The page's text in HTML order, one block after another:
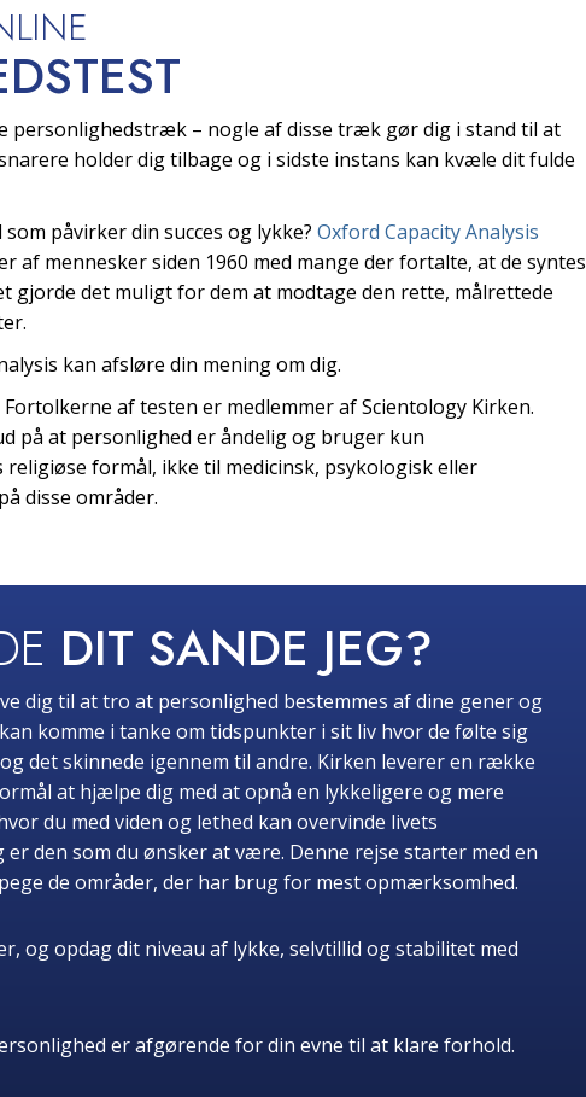
personlighedstræk – nogle af disse træk gør dig i stand til at
holder dig tilbage og i sidste instans kan kvæle dit fulde
påvirker din succes og lykke? Oxford Capacity Analysis
af mennesker siden 1960 med mange der fortalte, at de syntes
gjorde det muligt for dem at modtage den rette, målrettede
kan afsløre din mening om dig.
af testen er medlemmer af Scientology Kirken.
på at personlighed er åndelig og bruger kun
formål, ikke til medicinsk, psykologisk eller
disse områder.
DIT SANDE JEG?
dig til at tro at personlighed bestemmes af dine gener og
komme i tanke om tidspunkter i sit liv hvor de følte sig
det skinnede igennem til andre. Kirken leverer en række
at hjælpe dig med at opnå en lykkeligere og mere
du med viden og lethed kan overvinde livets
den som du ønsker at være. Denne rejse starter med en
de områder, der har brug for mest opmærksomhed.
og opdag dit niveau af lykke, selvtillid og stabilitet med
er afgørende for din evne til at klare forhold.